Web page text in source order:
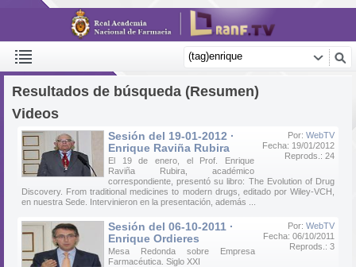
Resultados de búsqueda (Resumen)
Videos
Por: WebTV
Fecha: 19/01/2012
Reprods.: 24
Sesión del 19-01-2012 ·
Enrique Raviña Rubira
El 19 de enero, el Prof. Enrique
Raviña Rubira, académico
correspondiente, presentó su libro: The Evolution of Drug
Discovery. From traditional medicines to modern drugs, editado por Wiley-VCH,
en nuestra Sede. Intervinieron en la presentación, además ...
Por: WebTV
Fecha: 06/10/2011
Reprods.: 3
Sesión del 06-10-2011 ·
Enrique Ordieres
Mesa Redonda sobre Empresa
Farmacéutica. Siglo XXI